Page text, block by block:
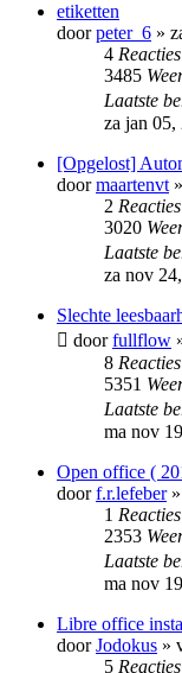
etiketten
doorpeter_6 »
4 Reacties
3485
Laatste
za jan 05,
[Opgelost]
doormaartenvt »
2 Reacties
3020
Laatste
za nov
Slechte
doorfullflow
8 Reacties
5351
Laatste
ma nov
Open office (
doorf.r.lefeber»
1 Reacties
2353
Laatste
ma nov
Libre office
doorJodokus »
5 Reacties